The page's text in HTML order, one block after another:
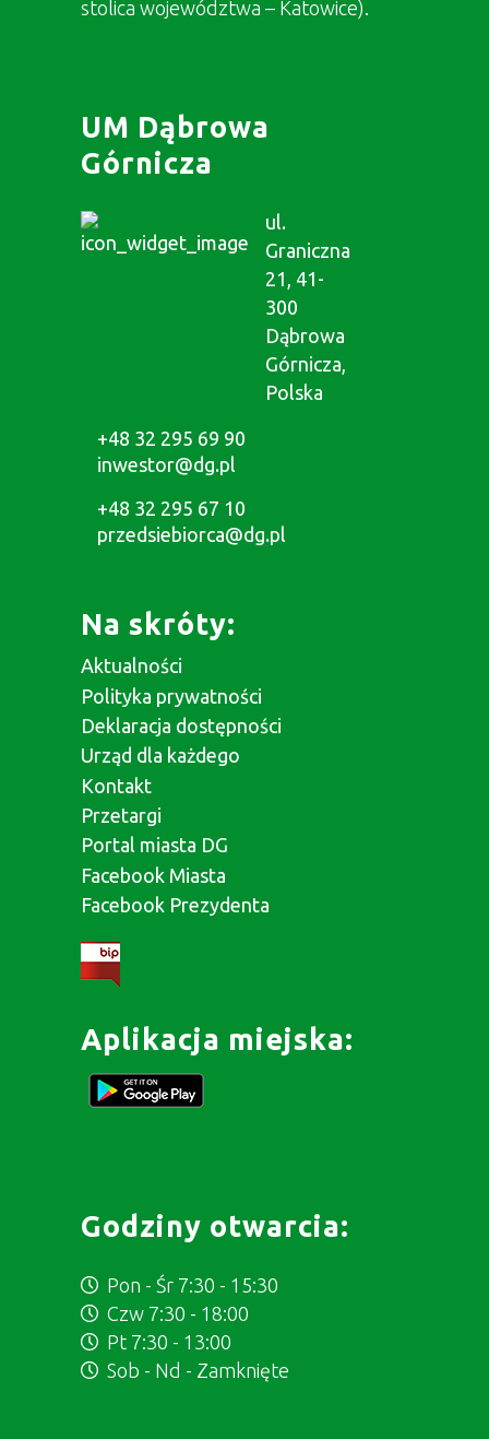
stolica województwa – Katowice).
UM Dąbrowa
Górnicza
ul.
Graniczna
21, 41-
300
Dąbrowa
Górnicza,
Polska
+48 32 295 69 90
inwestor@dg.pl
+48 32 295 67 10
przedsiebiorca@dg.pl
Na skróty:
Aktualności
Polityka prywatności
Deklaracja dostępności
Urząd dla każdego
Kontakt
Przetargi
Portal miasta DG
Facebook Miasta
Facebook Prezydenta
Aplikacja miejska:
Godziny otwarcia:
Pon - Śr 7:30 - 15:30
Czw 7:30 - 18:00
Pt 7:30 - 13:00
Sob - Nd - Zamknięte